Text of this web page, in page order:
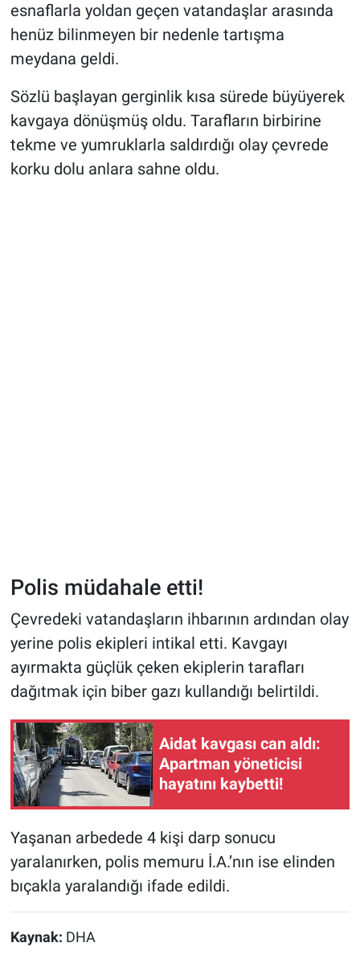
esnaflarla yoldan geçen vatandaşlar arasında
henüz bilinmeyen bir nedenle tartışma
meydana geldi.
Sözlü başlayan gerginlik kısa sürede büyüyerek
kavgaya dönüşmüş oldu. Tarafların birbirine
tekme ve yumruklarla saldırdığı olay çevrede
korku dolu anlara sahne oldu.
Polis müdahale etti!
Çevredeki vatandaşların ihbarının ardından olay
yerine polis ekipleri intikal etti. Kavgayı
ayırmakta güçlük çeken ekiplerin tarafları
dağıtmak için biber gazı kullandığı belirtildi.
Aidat kavgası can aldı:
Apartman yöneticisi
hayatını kaybetti!
Yaşanan arbedede 4 kişi darp sonucu
yaralanırken, polis memuru İ.A.’nın ise elinden
bıçakla yaralandığı ifade edildi.
Kaynak: DHA